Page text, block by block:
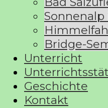
Bridge-
Unterricht
Geschichte
Kontakt